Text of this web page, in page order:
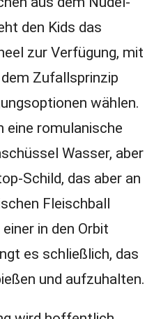
den Kids das
zur Verfügung, mit
Zufallsprinzip
wählen.
eine romulanische
Wasser, aber
Schild, das aber an
Fleischball
in den Orbit
es schließlich, das
und aufzuhalten.